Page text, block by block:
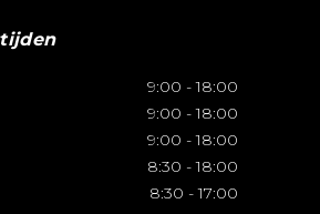
9:00 - 18:00
9:00 - 18:00
9:00 - 18:00
8:30 - 18:00
8:30 - 17:00